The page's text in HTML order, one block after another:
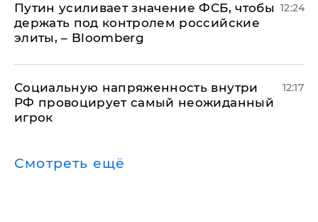
Путин усиливает значение ФСБ, чтобы
держать под контролем российские
элиты, – Bloomberg
12:24
Социальную напряженность внутри
РФ провоцирует самый неожиданный
игрок
12:17
Смотреть ещё